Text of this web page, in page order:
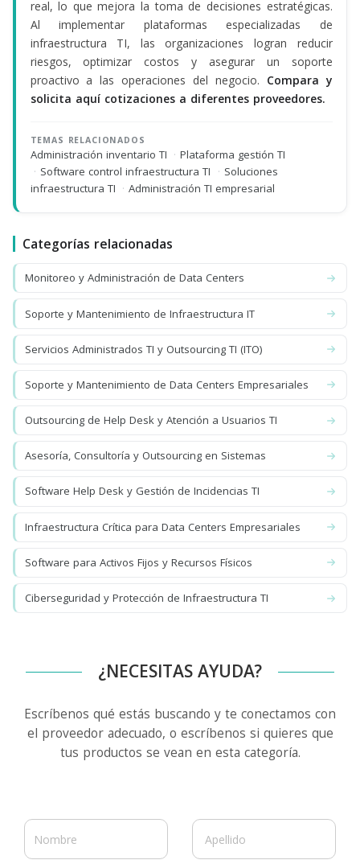
real, lo que mejora la toma de decisiones estratégicas.
Al implementar plataformas especializadas de
infraestructura TI, las organizaciones logran reducir
riesgos, optimizar costos y asegurar un soporte
proactivo a las operaciones del negocio. Compara y
solicita aquí cotizaciones a diferentes proveedores.
TEMAS RELACIONADOS
Administración inventario TI · Plataforma gestión TI
· Software control infraestructura TI · Soluciones
infraestructura TI · Administración TI empresarial
Categorías relacionadas
Monitoreo y Administración de Data Centers
Soporte y Mantenimiento de Infraestructura IT
Servicios Administrados TI y Outsourcing TI (ITO)
Soporte y Mantenimiento de Data Centers Empresariales
Outsourcing de Help Desk y Atención a Usuarios TI
Asesoría, Consultoría y Outsourcing en Sistemas
Software Help Desk y Gestión de Incidencias TI
Infraestructura Crítica para Data Centers Empresariales
Software para Activos Fijos y Recursos Físicos
Ciberseguridad y Protección de Infraestructura TI
¿NECESITAS AYUDA?
Escríbenos qué estás buscando y te conectamos con
el proveedor adecuado, o escríbenos si quieres que
tus productos se vean en esta categoría.